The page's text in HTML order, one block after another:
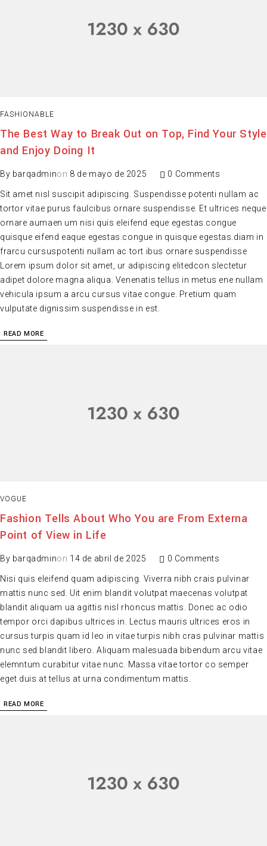
FASHIONABLE
The Best Way to Break Out on Top, Find Your Style
and Enjoy Doing It
By barqadminon 8 de mayo de 2025 0 Comments
Sit amet nisl suscipit adipiscing. Suspendisse potenti nullam ac
tortor vitae purus faulcibus ornare suspendisse. Et ultrices neque
ornare aumaen um nisi quis eleifend eque egestas.congue
quisque eifend eaque egestas.congue in quisque egestas.diam in
frarcu cursuspotenti nullam ac tort ibus ornare suspendisse
Lorem ipsum dolor sit amet, ur adipiscing elitedcon slectetur
adipet dolore magna aliqua. Venenatis tellus in metus ene nullam
vehicula ipsum a arcu cursus vitae congue. Pretium quam
vulputate dignissim suspendisse in est.
READ MORE
VOGUE
Fashion Tells About Who You are From Externa
Point of View in Life
By barqadminon 14 de abril de 2025 0 Comments
Nisi quis eleifend quam adipiscing. Viverra nibh crais pulvinar
mattis nunc sed. Uit enim blandit volutpat maecenas volutpat
blandit aliquam ua agittis nisl rhoncus mattis. Donec ac odio
tempor orci dapibus ultrices in. Lectus mauris ultrices eros in
cursus turpis quam id leo in vitae turpis nibh cras pulvinar mattis
nunc sed blandit libero. Aliquam malesuada bibendum arcu vitae
elemntum curabitur vitae nunc. Massa vitae tortor co semper
eget duis at tellus at urna condimentum mattis.
READ MORE